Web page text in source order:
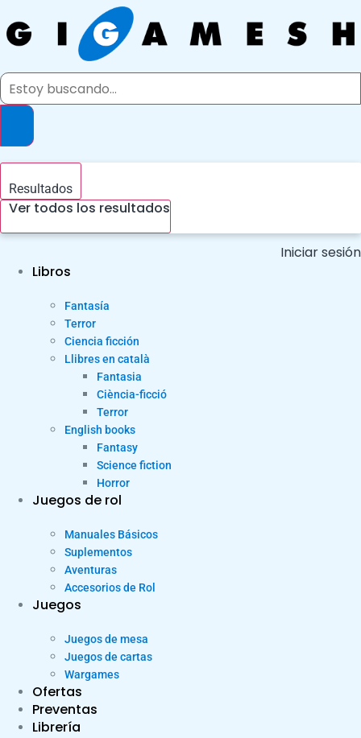
al
contenido
Search
Resultados
Ver todos los resultados
Iniciar sesión
Libros
Fantasía
Terror
Ciencia ficción
Llibres en català
Fantasia
Ciència-ficció
Terror
English books
Fantasy
Science fiction
Horror
Juegos de rol
Manuales Básicos
Suplementos
Aventuras
Accesorios de Rol
Juegos
Juegos de mesa
Juegos de cartas
Wargames
Ofertas
Preventas
Librería